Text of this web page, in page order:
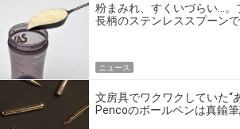
粉まみれ、すくいづらい…。
長柄のステンレススプーン
ニュース
文房具でワクワクしていた“
Pencoのボールペンは真鍮